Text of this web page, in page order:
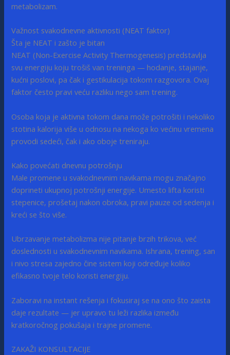
metabolizam.
Važnost svakodnevne aktivnosti (NEAT faktor)
Šta je NEAT i zašto je bitan
NEAT (Non-Exercise Activity Thermogenesis) predstavlja
svu energiju koju trošiš van treninga — hodanje, stajanje,
kućni poslovi, pa čak i gestikulacija tokom razgovora. Ovaj
faktor često pravi veću razliku nego sam trening.
Osoba koja je aktivna tokom dana može potrošiti i nekoliko
stotina kalorija više u odnosu na nekoga ko većinu vremena
provodi sedeći, čak i ako oboje treniraju.
Kako povećati dnevnu potrošnju
Male promene u svakodnevnim navikama mogu značajno
doprineti ukupnoj potrošnji energije. Umesto lifta koristi
stepenice, prošetaj nakon obroka, pravi pauze od sedenja i
kreći se što više.
Ubrzavanje metabolizma nije pitanje brzih trikova, već
doslednosti u svakodnevnim navikama. Ishrana, trening, san
i nivo stresa zajedno čine sistem koji određuje koliko
efikasno tvoje telo koristi energiju.
Zaboravi na instant rešenja i fokusiraj se na ono što zaista
daje rezultate — jer upravo tu leži razlika između
kratkoročnog pokušaja i trajne promene.
ZAKAŽI KONSULTACIJE